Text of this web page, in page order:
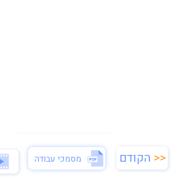
מסמכי עבודה << הקודם מסמכי עבודה